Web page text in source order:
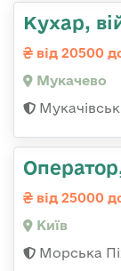
Кухар,
від 20500
Мукачево
від 25000
Київ
Морська